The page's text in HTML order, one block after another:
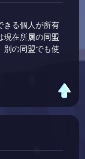
きる個人が所有
現在所属の同盟
別の同盟でも使